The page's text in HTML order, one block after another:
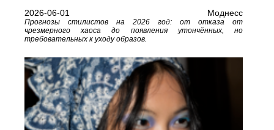
2026-06-01 Моднесс
Прогнозы стилистов на 2026 год: от отказа от
чрезмерного хаоса до появления утончённых, но
требовательных к уходу образов.